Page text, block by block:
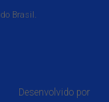
Brasil.
Desenvolvido por⠀